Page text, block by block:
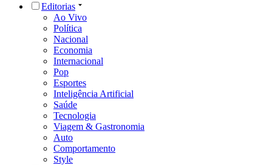
Editorias
Ao Vivo
Política
Nacional
Economia
Internacional
Pop
Esportes
Inteligência Artificial
Saúde
Tecnologia
Viagem & Gastronomia
Auto
Comportamento
Style